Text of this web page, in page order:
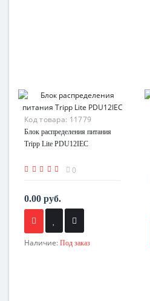
Код товара: 11779
Блок распределения питания
Tripp Lite PDU12IEC
0
0.00 руб.
Наличие: Под заказ